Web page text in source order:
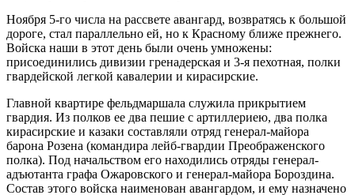
Ноября 5-го числа на рассвете авангард, возвратясь к большой
дороге, стал параллельно ей, но к Красному ближе прежнего.
Войска наши в этот день были очень умножены:
присоединились дивизии гренадерская и 3-я пехотная, полки
гвардейской легкой кавалерии и кирасирские.
Главной квартире фельдмаршала служила прикрытием
гвардия. Из полков ее два пешие с артиллериею, два полка
кирасирские и казаки составляли отряд генерал-майора
барона Розена (командира лейб-гвардии Преображенского
полка). Под начальством его находились отряды генерал-
адъютанта графа Ожаровского и генерал-майора Бороздина.
Состав этого войска наименован авангардом, и ему назначено